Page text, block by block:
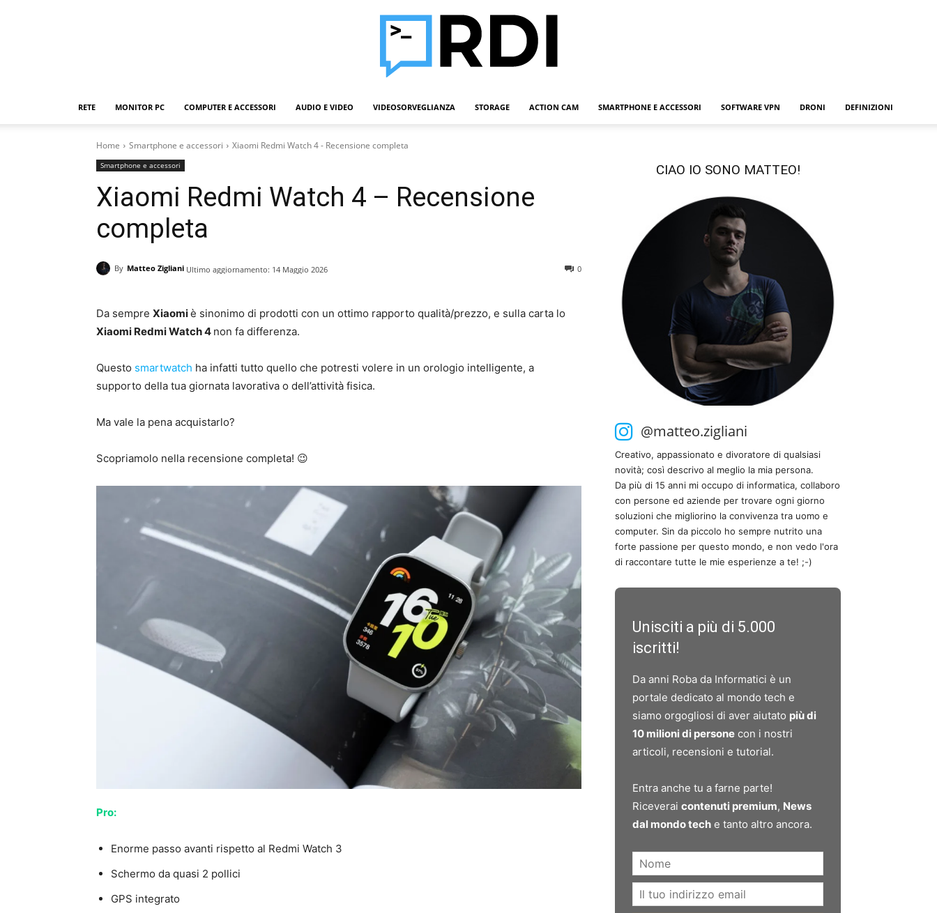
RETE MONITOR PC COMPUTER E ACCESSORI AUDIO E VIDEO VIDEOSORVEGLIANZA STORAGE ACTION CAM SMARTPHONE E ACCESSORI SOFTWARE VPN DRONI DEFINIZIONI
Home Smartphone e accessori Xiaomi Redmi Watch 4 - Recensione completa
Smartphone e accessori
Xiaomi Redmi Watch 4 – Recensione
completa
By Matteo Zigliani Ultimo aggiornamento: 14 Maggio 2026 0
Da sempre Xiaomiè sinonimo di prodotti con un ottimo rapporto qualità/prezzo, e sulla carta lo
Xiaomi Redmi Watch 4 non fa differenza.
Questo smartwatch ha infatti tutto quello che potresti volere in un orologio intelligente, a
supporto della tua giornata lavorativa o dell’attività fisica.
Ma vale la pena acquistarlo?
Scopriamolo nella recensione completa! 😉
Pro:
Enorme passo avanti rispetto al Redmi Watch 3
Schermo da quasi 2 pollici
GPS integrato
CIAO IO SONO MATTEO!
@matteo.zigliani
Creativo, appassionato e divoratore di qualsiasi
novità; così descrivo al meglio la mia persona.
Da più di 15 anni mi occupo di informatica, collaboro
con persone ed aziende per trovare ogni giorno
soluzioni che migliorino la convivenza tra uomo e
computer. Sin da piccolo ho sempre nutrito una
forte passione per questo mondo, e non vedo l'ora
di raccontare tutte le mie esperienze a te! ;-)
Unisciti a più di 5.000
iscritti!
Da anni Roba da Informatici è un
portale dedicato al mondo tech e
siamo orgogliosi di aver aiutato più di
10 milioni di persone con i nostri
articoli, recensioni e tutorial.
Entra anche tu a farne parte!
Riceverai contenuti premium, News
dal mondo tech e tanto altro ancora.